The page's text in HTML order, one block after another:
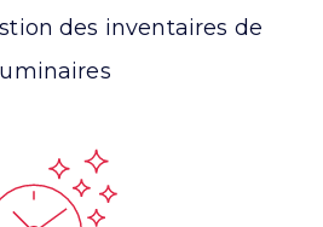
des inventaires de
luminaires